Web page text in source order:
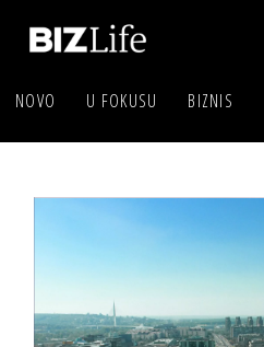
NOVO U FOKUSU BIZNIS